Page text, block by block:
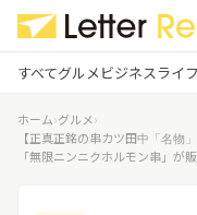
すべてグルメビジネスライ
ログイン
ホーム›グルメ›
【正真正銘の串カツ田中「名物
「無限ニンニクホルモン串」が